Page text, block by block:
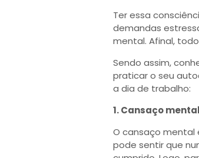
Ter essa
demandas
mental. Afinal,
Sendo assim,
praticar o seu
a dia de trabalho:
1. Cansaço
O cansaço mental
pode sentir que